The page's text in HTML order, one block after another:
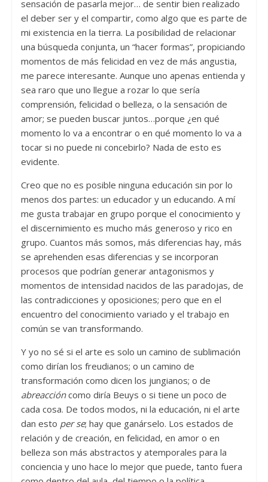
sensación de pasarla mejor… de sentir bien realizado
el deber ser y el compartir, como algo que es parte de
mi existencia en la tierra. La posibilidad de relacionar
una búsqueda conjunta, un “hacer formas”, propiciando
momentos de más felicidad en vez de más angustia,
me parece interesante. Aunque uno apenas entienda y
sea raro que uno llegue a rozar lo que sería
comprensión, felicidad o belleza, o la sensación de
amor; se pueden buscar juntos…porque ¿en qué
momento lo va a encontrar o en qué momento lo va a
tocar si no puede ni concebirlo? Nada de esto es
evidente.
Creo que no es posible ninguna educación sin por lo
menos dos partes: un educador y un educando. A mí
me gusta trabajar en grupo porque el conocimiento y
el discernimiento es mucho más generoso y rico en
grupo. Cuantos más somos, más diferencias hay, más
se aprehenden esas diferencias y se incorporan
procesos que podrían generar antagonismos y
momentos de intensidad nacidos de las paradojas, de
las contradicciones y oposiciones; pero que en el
encuentro del conocimiento variado y el trabajo en
común se van transformando.
Y yo no sé si el arte es solo un camino de sublimación
como dirían los freudianos; o un camino de
transformación como dicen los jungianos; o de
abreaccióncomo diría Beuys o si tiene un poco de
cada cosa. De todos modos, ni la educación, ni el arte
dan esto per se; hay que ganárselo. Los estados de
relación y de creación, en felicidad, en amor o en
belleza son más abstractos y atemporales para la
conciencia y uno hace lo mejor que puede, tanto fuera